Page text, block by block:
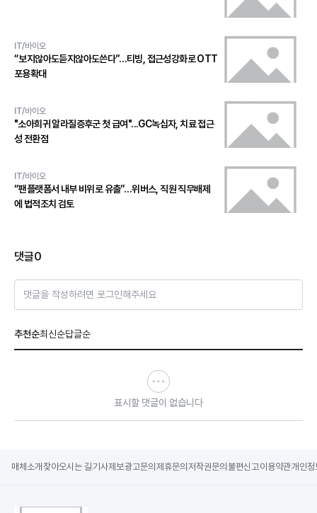
IT/바이오
“보지않아도듣지않아도쓴다”…티빙, 접근성강화로 OTT
포용확대
IT/바이오
"소아희귀 알라질증후군 첫 급여"...GC녹십자, 치료 접근
성 전환점
IT/바이오
“팬플랫폼서 내부 비위로 유출”…위버스, 직원 직무배제
에 법적조치 검토
댓글0
댓글을 작성하려면 로그인해주세요
추천순최신순답글순
표시할 댓글이 없습니다
매체소개 찾아오시는 길기사제보광고문의 제휴문의 저작권문의 불편신고이용약관개인정